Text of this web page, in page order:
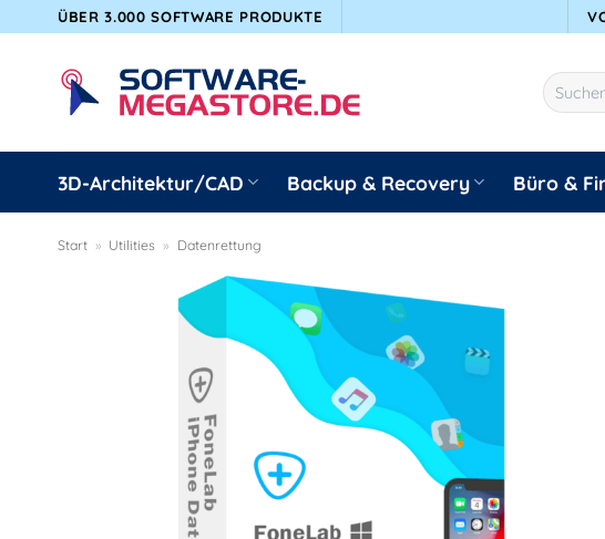
springen
ÜBER 3.000 SOFTWARE PRODUKTE
Suchen
nach:
3D-Architektur/CAD Backup & Recovery Büro &
Start » Utilities » Datenrettung